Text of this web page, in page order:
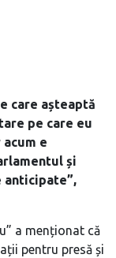
care așteaptă
pe care eu
e
și
anticipate”,
a menționat că
pentru presă și